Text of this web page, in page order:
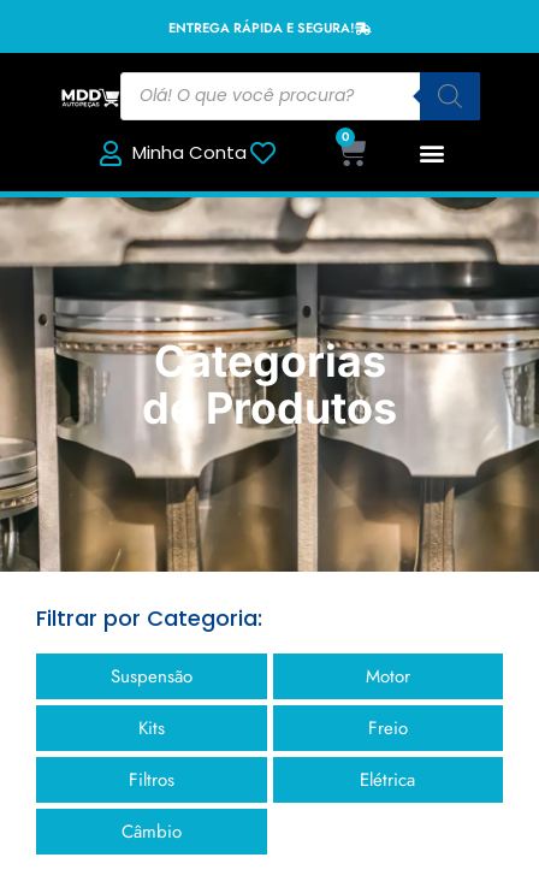
ENTREGA RÁPIDA E SEGURA!
Minha Conta
0
Categorias
de Produtos
Filtrar por Categoria:
Suspensão
Motor
Kits
Freio
Filtros
Elétrica
Câmbio